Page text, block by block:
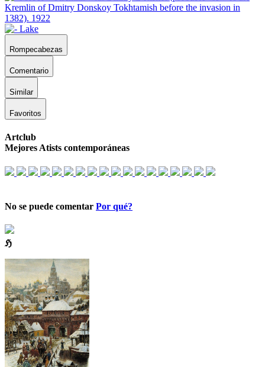
Rompecabezas
Comentario
Similar
Favoritos
Artclub
Mejores Atists contemporáneas
No se puede comentar Por qué?
ℌ